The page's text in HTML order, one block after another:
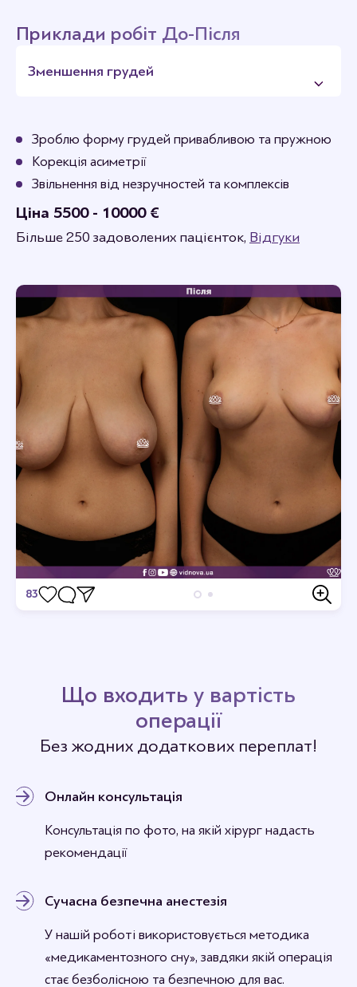
Приклади робіт До-Після
Зменшення грудей
Зроблю форму грудей привабливою та пружною
Корекція асиметрії
Звільнення від незручностей та комплексів
Ціна 5500 - 10000 €
Більше 250 задоволених пацієнток, Відгуки
83
Що входить у вартість
операції
Без жодних додаткових переплат!
Онлайн консультація
Консультація по фото, на якій хірург надасть
рекомендації
Сучасна безпечна анестезія
У нашій роботі використовується методика
«медикаментозного сну», завдяки якій операція
стає безболісною та безпечною для вас.